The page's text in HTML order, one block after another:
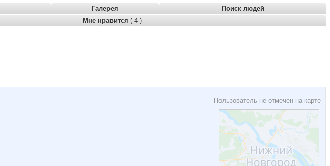
Галерея
Поиск людей
Мне нравится ( 4 )
Пользователь не отмечен на карте